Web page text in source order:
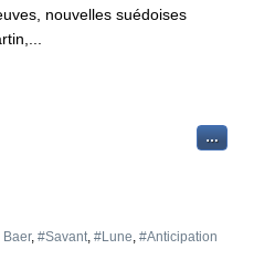
nouvelles suédoises
…
Baer, #Savant, #Lune, #Anticipation